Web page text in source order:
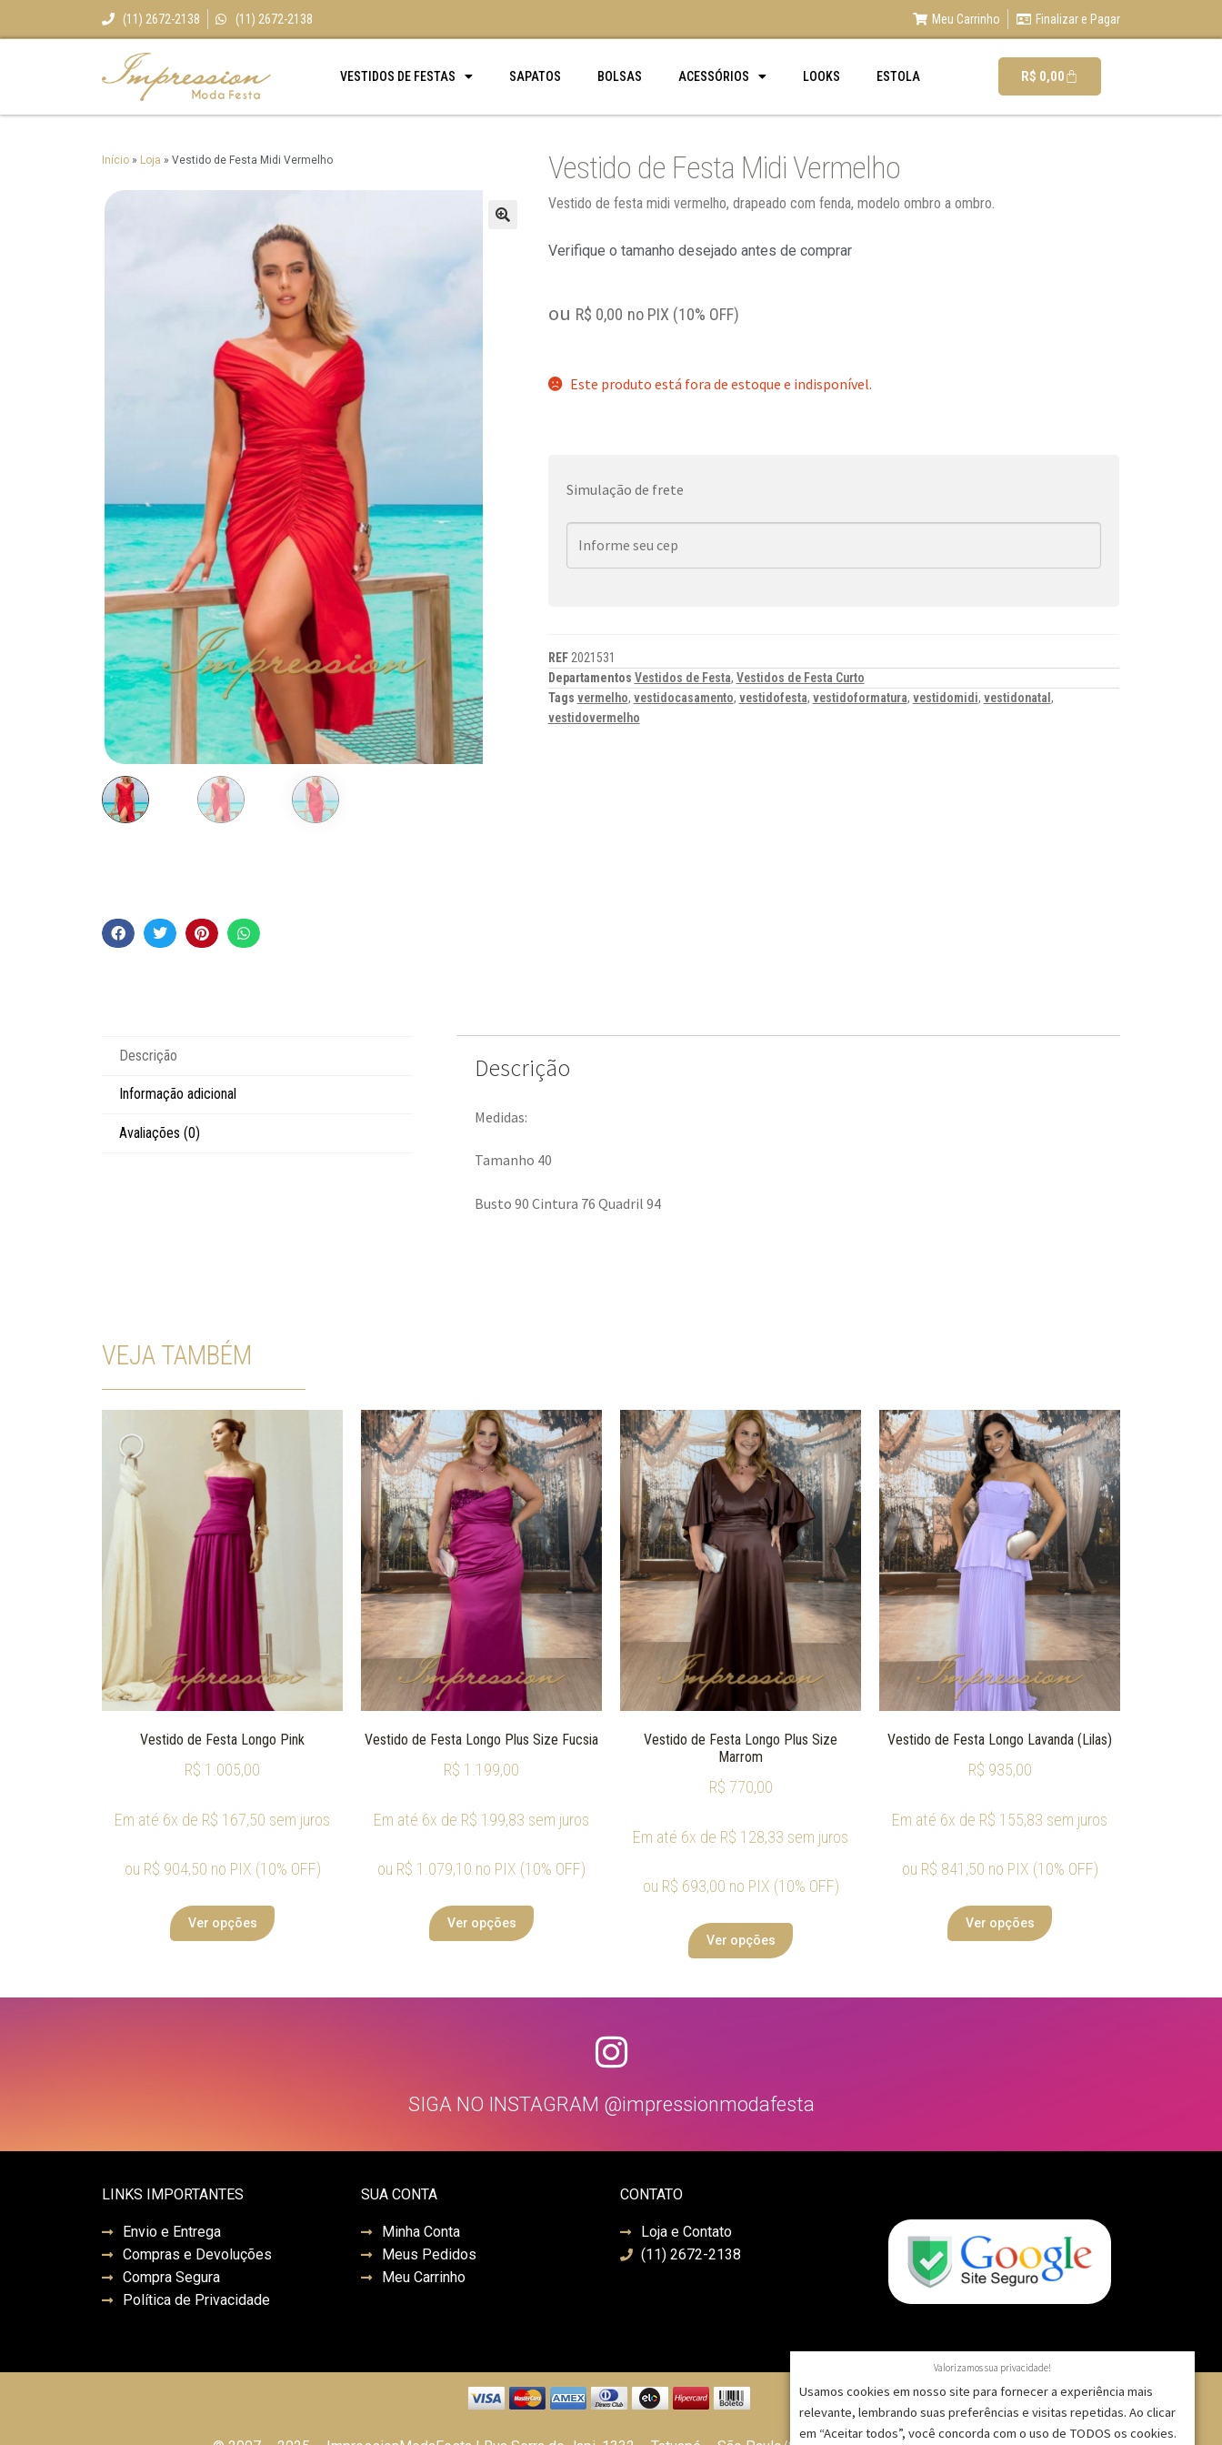
(11) 2672-2138 (11) 2672-2138 Meu Carrinho Finalizar e Pagar
VESTIDOS DE FESTAS SAPATOS BOLSAS ACESSÓRIOS LOOKS ESTOLA R$ 0,00
Início » Loja » Vestido de Festa Midi Vermelho Vestido de Festa Midi Vermelho
Vestido de festa midi vermelho, drapeado com fenda, modelo ombro a ombro.
Verifique o tamanho desejado antes de comprar
ou R$ 0,00 no PIX (10% OFF)
Este produto está fora de estoque e indisponível.
Simulação de frete
REF 2021531
Departamentos Vestidos de Festa, Vestidos de Festa Curto
Tags vermelho, vestidocasamento, vestidofesta, vestidoformatura, vestidomidi, vestidonatal ,
vestidovermelho
Descrição
Informação adicional
Avaliações (0)
Descrição
Medidas:
Tamanho 40
Busto 90 Cintura 76 Quadril 94
VEJA TAMBÉM
Vestido de Festa Longo Pink
R$ 1.005,00
Em até 6x de R$ 167,50 sem juros
ou R$ 904,50 no PIX (10% OFF)
Ver opções
Vestido de Festa Longo Plus Size Fucsia
R$ 1.199,00
Em até 6x de R$ 199,83 sem juros
ou R$ 1.079,10 no PIX (10% OFF)
Ver opções
Vestido de Festa Longo Plus Size
Marrom
R$ 770,00
Em até 6x de R$ 128,33 sem juros
ou R$ 693,00 no PIX (10% OFF)
Ver opções
Vestido de Festa Longo Lavanda (Lilas)
R$ 935,00
Em até 6x de R$ 155,83 sem juros
ou R$ 841,50 no PIX (10% OFF)
Ver opções
SIGA NO INSTAGRAM @impressionmodafesta
LINKS IMPORTANTES
Envio e Entrega
Compras e Devoluções
Compra Segura
Política de Privacidade
SUA CONTA
Minha Conta
Meus Pedidos
Meu Carrinho
CONTATO
Loja e Contato
(11) 2672-2138
Valorizamos sua privacidade!
Usamos cookies em nosso site para fornecer a experiência mais
relevante, lembrando suas preferências e visitas repetidas. Ao clicar
em “Aceitar todos”, você concorda com o uso de TODOS os cookies.